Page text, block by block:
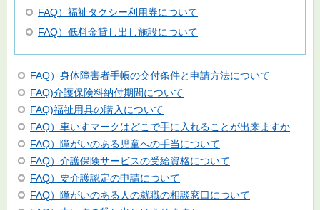
FAQ）福祉タクシー利用券について
FAQ）低料金貸し出し施設について
FAQ）身体障害者手帳の交付条件と申請方法について
FAQ)介護保険料納付期間について
FAQ)福祉用具の購入について
FAQ）車いすマークはどこで手に入れることが出来ますか
FAQ）障がいのある児童への手当について
FAQ）介護保険サービスの受給資格について
FAQ）要介護認定の申請について
FAQ）障がいのある人の就職の相談窓口について